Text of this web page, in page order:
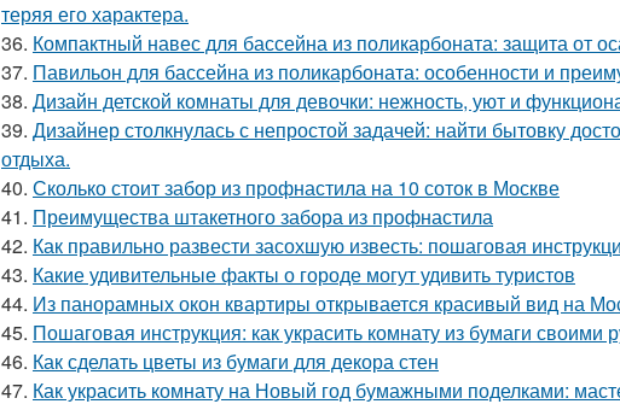
теряя его характера.
36. Компактный навес для бассейна из поликарбоната: защита от
37. Павильон для бассейна из поликарбоната: особенности и
38. Дизайн детской комнаты для девочки: нежность, уют и
39. Дизайнер столкнулась с непростой задачей: найти бытовку
отдыха.
40. Сколько стоит забор из профнастила на 10 соток в Москве
41. Преимущества штакетного забора из профнастила
42. Как правильно развести засохшую известь: пошаговая
43. Какие удивительные факты о городе могут удивить туристов
44. Из панорамных окон квартиры открывается красивый вид на
45. Пошаговая инструкция: как украсить комнату из бумаги своими
46. Как сделать цветы из бумаги для декора стен
47. Как украсить комнату на Новый год бумажными поделками: